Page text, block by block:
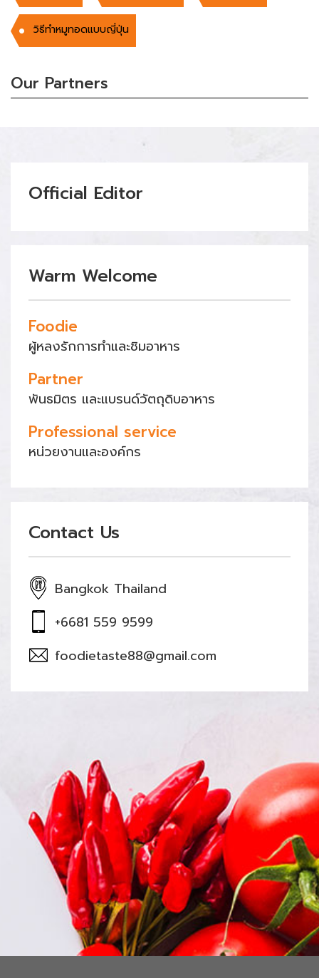
วิธีทำหมูทอดแบบญี่ปุ่น
Our Partners
Official Editor
Warm Welcome
Foodie
ผู้หลงรักการทำและชิมอาหาร
Partner
พันธมิตร และแบรนด์วัตถุดิบอาหาร
Professional service
หน่วยงานและองค์กร
Contact Us
Bangkok Thailand
+6681 559 9599
foodietaste88@gmail.com